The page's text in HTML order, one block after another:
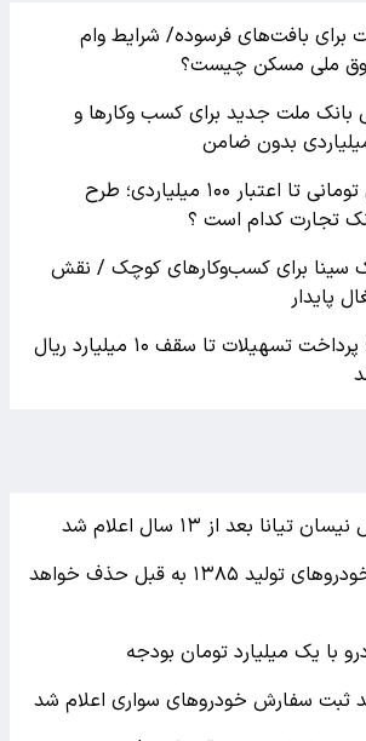
بافت‌های فرسوده/ شرایط وام
ملی مسکن چیست؟
بانک ملت جدید برای کسب وکارها و
از وام ۷۰۰ میلیون تومانی تا اعتبار ۱۰۰ میلیاردی؛ طرح
تجارت کدام است ؟
سینا برای کسب‌وکارهای کوچک / نقش
پایدار
طرح «ماهان دی»؛ پرداخت تسهیلات تا سقف ۱۰ میلیارد ریال
بعد از ۱۳ سال اعلام شد
آیا سهمیه بنزین خودروهای تولید ۱۳۸۵ به قبل حذف خواهد
با یک میلیارد تومان بودجه
ثبت سفارش خودروهای سواری اعلام شد